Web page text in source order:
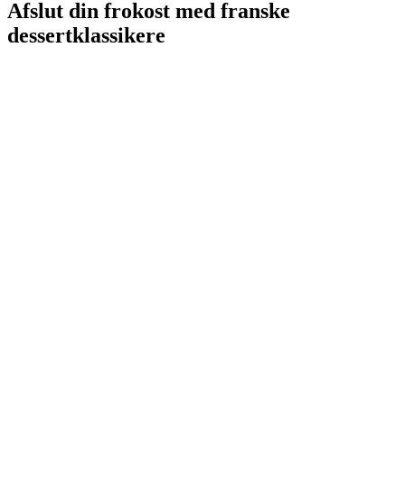
Afslut din frokost med franske
dessertklassikere